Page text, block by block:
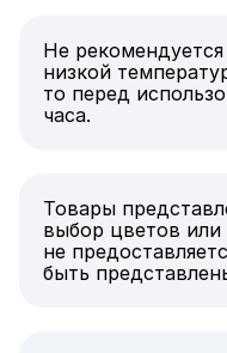
Не
низкой
то перед
часа.
Товары
выбор цветов
не
быть